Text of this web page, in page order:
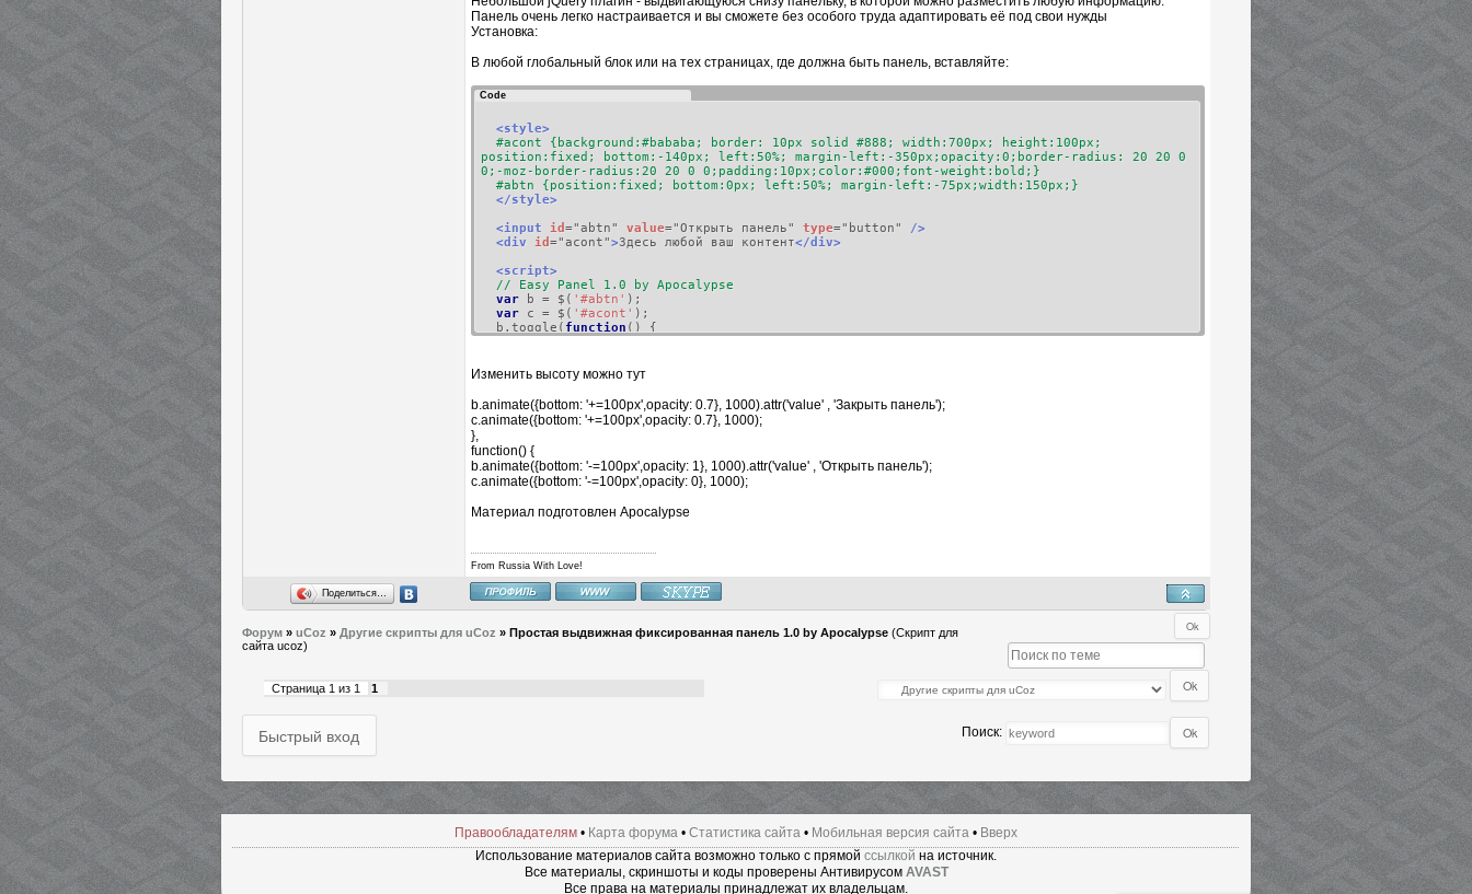
Панель очень легко настраивается и вы сможете без особого труда адаптировать её под свои нужды
Установка:
В любой глобальный блок или на тех страницах, где должна быть панель, вставляйте:
Code
<style>
#acont {background:#bababa; border: 10px solid #888; width:700px; height:100px;
position:fixed; bottom:-140px; left:50%; margin-left:-350px;opacity:0;border-radius: 20 20 0
0;-moz-border-radius:20 20 0 0;padding:10px;color:#000;font-weight:bold;}
#abtn {position:fixed; bottom:0px; left:50%; margin-left:-75px;width:150px;}
</style>
<input
id="abtn" value="Открыть панель" type="button"
/>
<div
id="acont">Здесь любой ваш контент</div>
<script>
// Easy Panel 1.0 by Apocalypse
var b= $ ( '#abtn' );
var c= $ ( '#acont' );
b .toggle ( function ()
{
},
()
b.animate({bottom: '-=100px', opacity: 1}, 1000).attr('value'
c.animate({bottom: '-=100px',opacity: 0}, 1000);
});
</script>
Изменить высоту можно тут
b.animate({bottom: '+=100px',opacity: 0.7}, 1000).attr('value' , 'Закрыть панель');
c.animate({bottom: '+=100px',opacity: 0.7}, 1000);
},
function() {
b.animate({bottom: '-=100px',opacity: 1}, 1000).attr('value' , 'Открыть панель');
c.animate({bottom: '-=100px',opacity: 0}, 1000);
Материал подготовлен Apocalypse
From Russia With Love!
Поделиться…
Форум » uCoz » Другие скрипты для uCoz » Простая выдвижная фиксированная панель 1.0 by Apocalypse (Скрипт для
сайта ucoz)
Страница 1 из 1 1
Поиск:
Правообладателям • Карта форума • Статистика сайта • Мобильная версия сайта • Вверх
Использование материалов сайта возможно только с прямой ссылкой на источник.
Все материалы, скриншоты и коды проверены Антивирусом AVAST
Все права на материалы принадлежат их владельцам.